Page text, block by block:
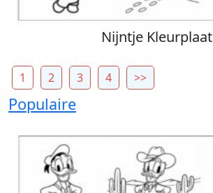
Nijntje Kleurplaat
1 2 3 4 >>
Populaire